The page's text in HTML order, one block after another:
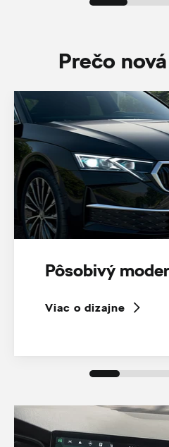
Prečo
Pôsobivý
Viac o dizajne